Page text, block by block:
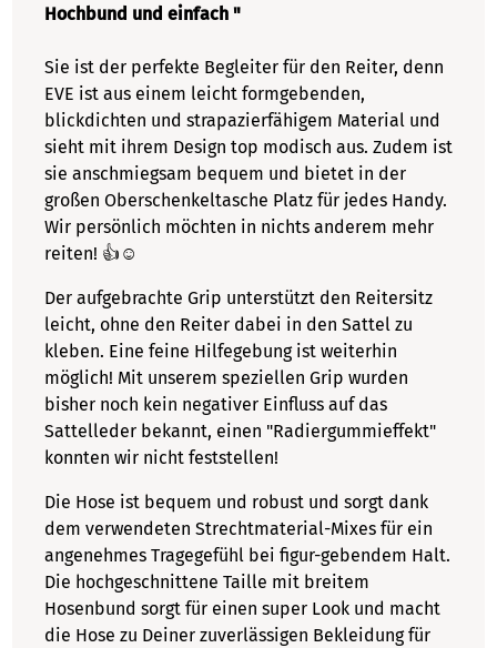
Hochbund und einfach "
Sie ist der perfekte Begleiter für den Reiter, denn
EVE ist aus einem leicht formgebenden,
blickdichten und strapazierfähigem Material und
sieht mit ihrem Design top modisch aus. Zudem ist
sie anschmiegsam bequem und bietet in der
großen Oberschenkeltasche Platz für jedes Handy.
Wir persönlich möchten in nichts anderem mehr
reiten! 👍☺️
Der aufgebrachte Grip unterstützt den Reitersitz
leicht, ohne den Reiter dabei in den Sattel zu
kleben. Eine feine Hilfegebung ist weiterhin
möglich! Mit unserem speziellen Grip wurden
bisher noch kein negativer Einfluss auf das
Sattelleder bekannt, einen "Radiergummieffekt"
konnten wir nicht feststellen!
Die Hose ist bequem und robust und sorgt dank
dem verwendeten Strechtmaterial-Mixes für ein
angenehmes Tragegefühl bei figur-gebendem Halt.
Die hochgeschnittene Taille mit breitem
Hosenbund sorgt für einen super Look und macht
die Hose zu Deiner zuverlässigen Bekleidung für